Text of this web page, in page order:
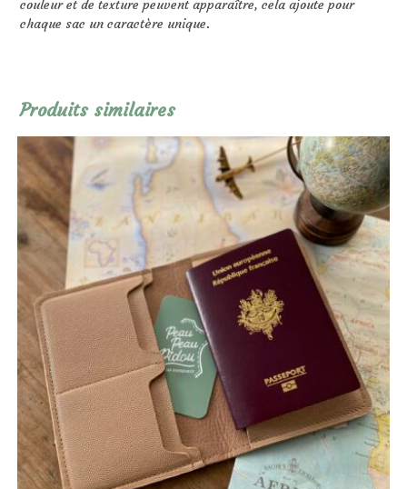
couleur et de texture peuvent apparaître, cela ajoute pour
chaque sac un caractère unique.
Produits similaires